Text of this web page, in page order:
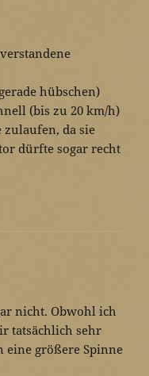
hübschen)
(bis zu 20 km/h)
zulaufen, da sie
dürfte sogar recht
nicht. Obwohl ich
tatsächlich sehr
größere Spinne